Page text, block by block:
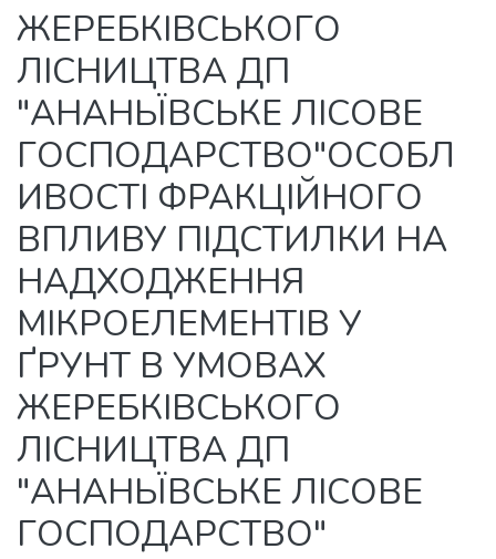
ЖЕРЕБКІВСЬКОГО
ЛІСНИЦТВА ДП
"АНАНЬЇВСЬКЕ ЛІСОВЕ
ГОСПОДАРСТВО"ОСОБЛ
ИВОСТІ ФРАКЦІЙНОГО
ВПЛИВУ ПІДСТИЛКИ НА
НАДХОДЖЕННЯ
МІКРОЕЛЕМЕНТІВ У
ҐРУНТ В УМОВАХ
ЖЕРЕБКІВСЬКОГО
ЛІСНИЦТВА ДП
"АНАНЬЇВСЬКЕ ЛІСОВЕ
ГОСПОДАРСТВО"